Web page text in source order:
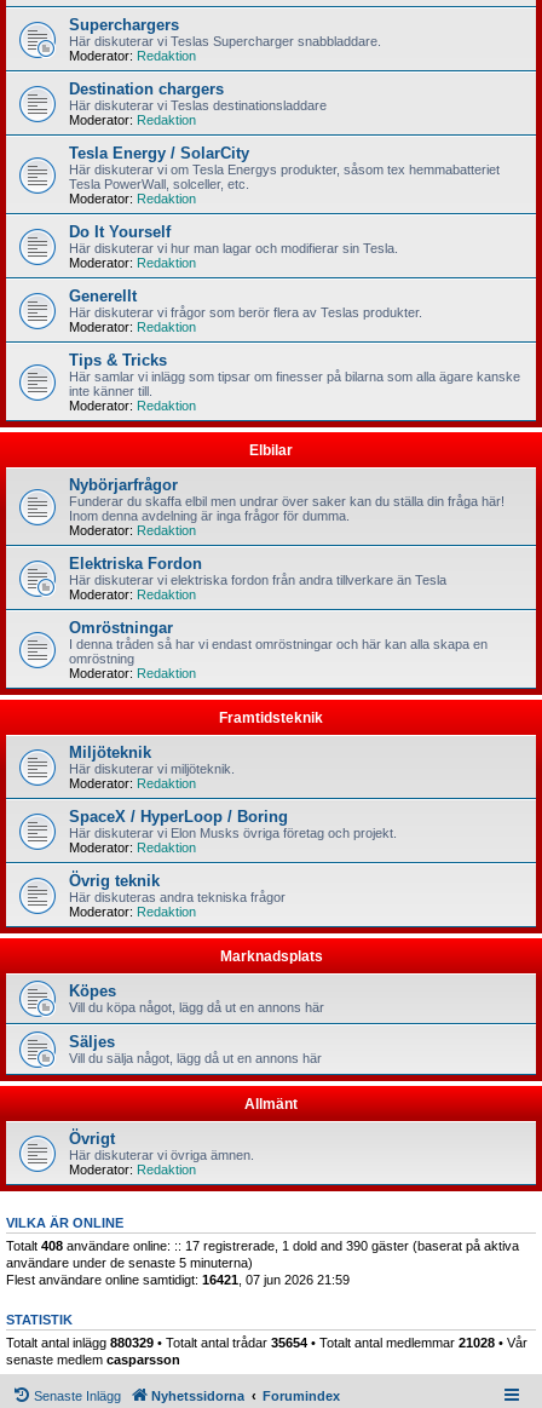
Superchargers
Här diskuterar vi Teslas Supercharger snabbladdare.
Moderator: Redaktion
Destination chargers
Här diskuterar vi Teslas destinationsladdare
Moderator: Redaktion
Tesla Energy / SolarCity
Här diskuterar vi om Tesla Energys produkter, såsom tex hemmabatteriet
Tesla PowerWall, solceller, etc.
Moderator: Redaktion
Do It Yourself
Här diskuterar vi hur man lagar och modifierar sin Tesla.
Moderator: Redaktion
Generellt
Här diskuterar vi frågor som berör flera av Teslas produkter.
Moderator: Redaktion
Tips & Tricks
Här samlar vi inlägg som tipsar om finesser på bilarna som alla ägare kanske
inte känner till.
Moderator: Redaktion
Elbilar
Nybörjarfrågor
Funderar du skaffa elbil men undrar över saker kan du ställa din fråga här!
Inom denna avdelning är inga frågor för dumma.
Moderator: Redaktion
Elektriska Fordon
Här diskuterar vi elektriska fordon från andra tillverkare än Tesla
Moderator: Redaktion
Omröstningar
I denna tråden så har vi endast omröstningar och här kan alla skapa en
omröstning
Moderator: Redaktion
Framtidsteknik
Miljöteknik
Här diskuterar vi miljöteknik.
Moderator: Redaktion
SpaceX / HyperLoop / Boring
Här diskuterar vi Elon Musks övriga företag och projekt.
Moderator: Redaktion
Övrig teknik
Här diskuteras andra tekniska frågor
Moderator: Redaktion
Marknadsplats
Köpes
Vill du köpa något, lägg då ut en annons här
Säljes
Vill du sälja något, lägg då ut en annons här
Allmänt
Övrigt
Här diskuterar vi övriga ämnen.
Moderator: Redaktion
VILKA ÄR ONLINE
Totalt 408 användare online: :: 17 registrerade, 1 dold and 390 gäster (baserat på aktiva
användare under de senaste 5 minuterna)
Flest användare online samtidigt: 16421 , 07 jun 2026 21:59
STATISTIK
Totalt antal inlägg 880329 • Totalt antal trådar 35654 • Totalt antal medlemmar 21028 • Vår
senaste medlem casparsson
Senaste Inlägg Nyhetssidorna Forumindex